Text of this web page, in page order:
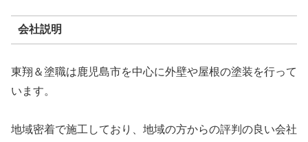
会社説明
東翔＆塗職は鹿児島市を中心に外壁や屋根の塗装を行って
います。
地域密着で施工しており、地域の方からの評判の良い会社